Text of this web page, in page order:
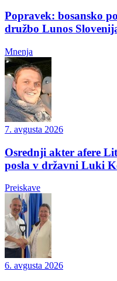
Popravek: bosansko
družbo Lunos
Mnenja
7. avgusta 2026
Osrednji akter afere
posla v državni Luki
Preiskave
6. avgusta 2026